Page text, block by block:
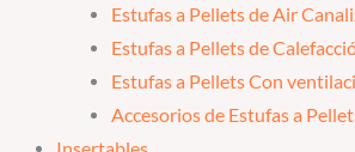
Estufas a Pellets de Air
Estufas a Pellets de
Estufas a Pellets Con
Accesorios de Estufas a